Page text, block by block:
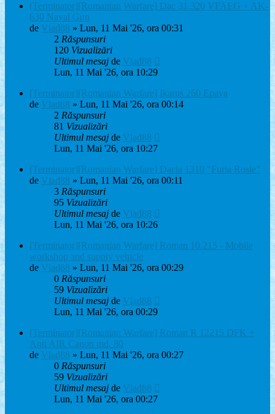
[Terminator][Romanian Warfare] Dac 31.320 VFAEG + AK-
630 Naval Gun
de Vlad88 » Lun, 11 Mai '26, ora 00:31
2 Răspunsuri
120 Vizualizări
Ultimul mesaj de Vlad88
Lun, 11 Mai '26, ora 10:29
[Terminator][Romanian Warfare] Ikarus 260 Epava
de Vlad88 » Lun, 11 Mai '26, ora 00:14
2 Răspunsuri
81 Vizualizări
Ultimul mesaj de Vlad88
Lun, 11 Mai '26, ora 10:27
[Terminator][Romanian Warfare] Dacia 1310 "Furia Rosie"
de Vlad88 » Lun, 11 Mai '26, ora 00:11
3 Răspunsuri
95 Vizualizări
Ultimul mesaj de Vlad88
Lun, 11 Mai '26, ora 10:26
[Terminator][Romanian Warfare] Roman 10.215 - Mobile
workshop and supply vehicle
de Vlad88 » Lun, 11 Mai '26, ora 00:29
0 Răspunsuri
59 Vizualizări
Ultimul mesaj de Vlad88
Lun, 11 Mai '26, ora 00:29
[Terminator][Romanian Warfare] Roman R 12215 DFK +
Anti AIR Canon md. 80
de Vlad88 » Lun, 11 Mai '26, ora 00:27
0 Răspunsuri
59 Vizualizări
Ultimul mesaj de Vlad88
Lun, 11 Mai '26, ora 00:27